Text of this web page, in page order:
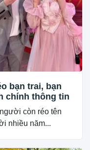
bạn trai, bạn
chính thông tin
còn réo tên
nhiều năm...